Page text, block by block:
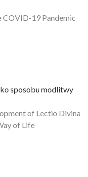
COVID-19 Pandemic
sposobu modlitwy
of Lectio Divina
of Life